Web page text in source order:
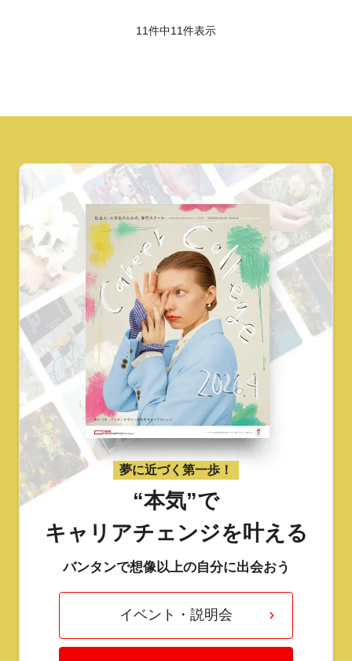
11件中11件表示
夢に近づく第一歩！
“本気”で
キャリアチェンジを叶える
バンタンで想像以上の自分に出会おう
イベント・説明会